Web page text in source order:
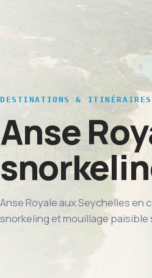
DESTINATIONS & ITINÉRAIRES
Anse
Anse Royale aux Seychelles en
snorkeling et mouillage paisible